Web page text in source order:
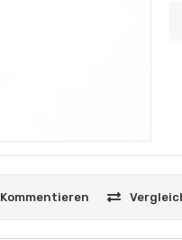
Kommentieren